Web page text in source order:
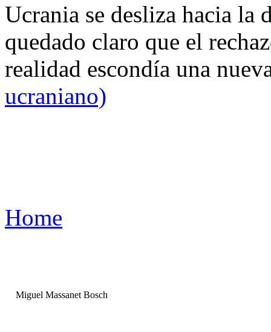
Ucrania se desliza hacia
quedado claro que el
realidad escondía una
ucraniano)
Home
Miguel Massanet Bosch